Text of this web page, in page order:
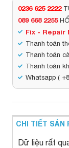
0236 625 2222
089 668 2255
Fix - Repair
Thanh toán
Thanh toán
Thanh toán
Whatsapp (
CHI TIẾT SẢN
Dữ liệu rất